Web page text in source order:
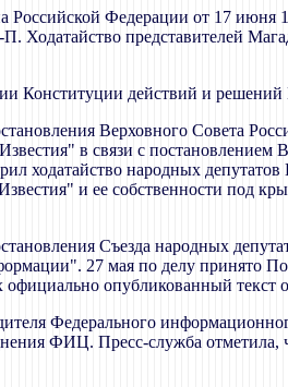
Российской Федерации от 17
представителей
Конституции действий и
Верховного Совета
в связи с
ходатайство народных
и ее собственности под
Съезда народных
27 мая по делу принято
опубликованный текст
Федерального
ФИЦ. Пресс-служба